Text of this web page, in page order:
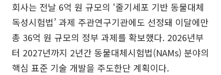
회사는 전날 6억 원 규모의 ‘줄기세포 기반 동물대체
독성시험법’ 과제 주관연구기관에도 선정돼 이달에만
총 36억 원 규모의 정부 과제를 확보했다. 2026년부
터 2027년까지 2년간 동물대체시험법(NAMs) 분야의
핵심 표준 기술 개발을 주도한단 계획이다.